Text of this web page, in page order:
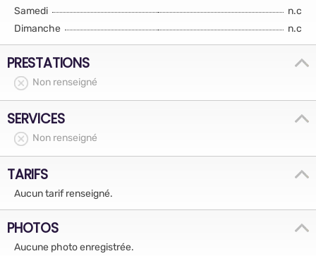
Samedi
n.c
Dimanche
n.c
PRESTATIONS
Non renseigné
SERVICES
Non renseigné
TARIFS
Aucun tarif renseigné.
PHOTOS
Aucune photo enregistrée.